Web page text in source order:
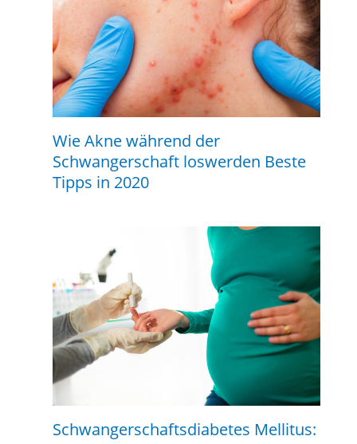
Wie Akne während der
Schwangerschaft loswerden Beste
Tipps in 2020
Schwangerschaftsdiabetes Mellitus: